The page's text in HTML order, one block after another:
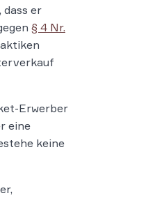
er
§ 4 Nr.
Erwerber
eine
keine